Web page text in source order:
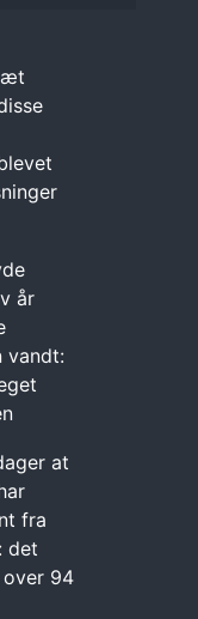
år
vandt:
at
fra
det
94